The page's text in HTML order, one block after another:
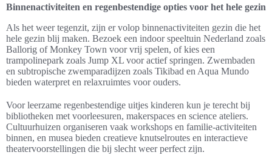
Binnenactiviteiten en regenbestendige opties voor het hele gezin
Als het weer tegenzit, zijn er volop binnenactiviteiten gezin die het
hele gezin blij maken. Bezoek een indoor speeltuin Nederland zoals
Ballorig of Monkey Town voor vrij spelen, of kies een
trampolinepark zoals Jump XL voor actief springen. Zwembaden
en subtropische zwemparadijzen zoals Tikibad en Aqua Mundo
bieden waterpret en relaxruimtes voor ouders.
Voor leerzame regenbestendige uitjes kinderen kun je terecht bij
bibliotheken met voorleesuren, makerspaces en science ateliers.
Cultuurhuizen organiseren vaak workshops en familie-activiteiten
binnen, en musea bieden creatieve knutselroutes en interactieve
theatervoorstellingen die bij slecht weer perfect zijn.